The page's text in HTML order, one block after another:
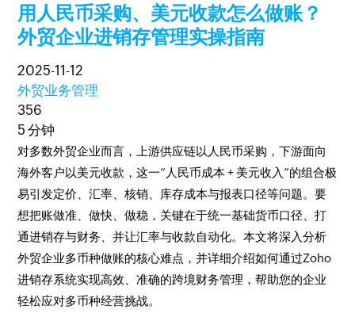
用人民币采购、美元收款怎么做账？
外贸企业进销存管理实操指南
2025-11-12
外贸业务管理
356
5 分钟
对多数外贸企业而言，上游供应链以人民币采购，下游面向
海外客户以美元收款，这一“人民币成本 + 美元收入”的组合极
易引发定价、汇率、核销、库存成本与报表口径等问题。要
想把账做准、做快、做稳，关键在于统一基础货币口径、打
通进销存与财务、并让汇率与收款自动化。本文将深入分析
外贸企业多币种做账的核心难点，并详细介绍如何通过Zoho
进销存系统实现高效、准确的跨境财务管理，帮助您的企业
轻松应对多币种经营挑战。